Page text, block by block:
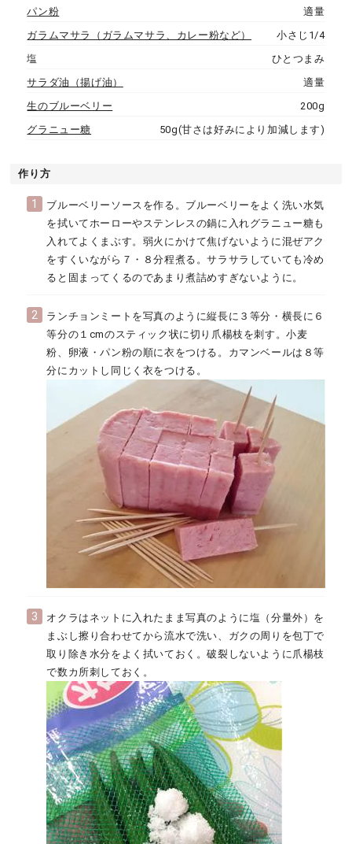
パン粉
適量
ガラムマサラ（ガラムマサラ、カレー粉など）
小さじ1/4
塩
ひとつまみ
サラダ油（揚げ油）
適量
生のブルーベリー
200g
グラニュー糖
50g(甘さは好みにより加減します)
作り方
1
ブルーベリーソースを作る。ブルーベリーをよく洗い水気
を拭いてホーローやステンレスの鍋に入れグラニュー糖も
入れてよくまぶす。弱火にかけて焦げないように混ぜアク
をすくいながら７・８分程煮る。サラサラしていても冷め
ると固まってくるのであまり煮詰めすぎないように。
2
ランチョンミートを写真のように縦長に３等分・横長に６
等分の１cmのスティック状に切り爪楊枝を刺す。小麦
粉、卵液・パン粉の順に衣をつける。カマンベールは８等
分にカットし同じく衣をつける。
3
オクラはネットに入れたまま写真のように塩（分量外）を
まぶし擦り合わせてから流水で洗い、ガクの周りを包丁で
取り除き水分をよく拭いておく。破裂しないように爪楊枝
で数カ所刺しておく。